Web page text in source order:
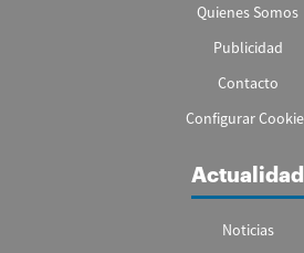
Quienes Somos
Publicidad
Contacto
Configurar
Actualidad
Noticias